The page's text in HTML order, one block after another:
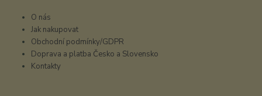
O nás
Jak nakupovat
Obchodní podmínky/GDPR
Doprava a platba Česko a Slovensko
Kontakty